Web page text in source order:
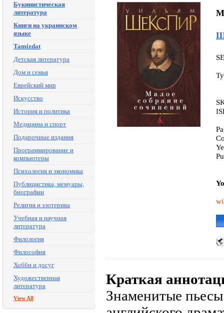
Букинистическая
литература
Книги на украинском
языке
Tamizdat
Детская литература
Дом и семья
Еврейский мир
Искусство
История и политика
Медицина и спорт
Подарочные издания
Программирование и
компьютеры
Психология и экономика
Публицистика, мемуары,
биографии
Религия и эзотерика
Учебная и научная
литература
Филология
Философия
Хобби и досуг
Художественная
литература
View All
Краткая
Знаменитые